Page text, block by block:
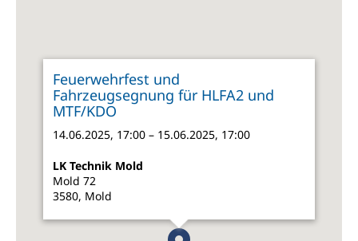
Feuerwehrfest und
Fahrzeugsegnung für HLFA2 und
MTF/KDO
14.06.2025, 17:00 – 15.06.2025, 17:00
LK Technik Mold
Mold 72
3580, Mold